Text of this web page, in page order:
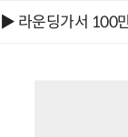
▶ 라운딩가서 100